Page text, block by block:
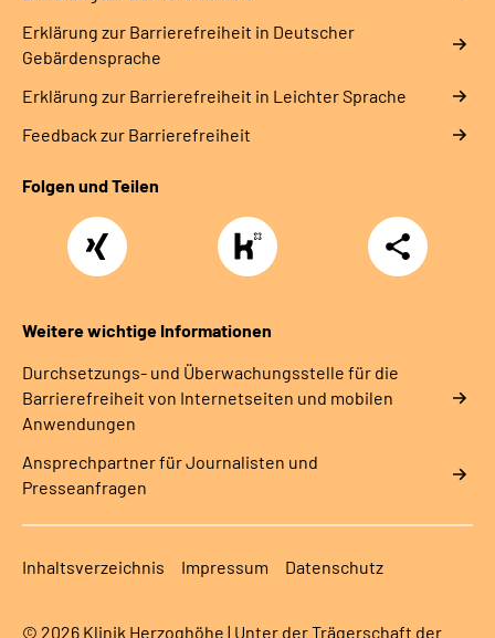
Erklärung zur Barrierefreiheit in Deutscher
Gebärdensprache
Erklärung zur Barrierefreiheit in Leichter Sprache
Feedback zur Barrierefreiheit
Folgen und Teilen
Xing
https://www.kununu.com/de/deutsche-
rentenversicherung-
nordbayern6
Teilen
Weitere wichtige Informationen
Durchsetzungs- und Überwachungsstelle für die
Barrierefreiheit von Internetseiten und mobilen
Anwendungen
Ansprechpartner für Journalisten und
Presseanfragen
Inhaltsverzeichnis Impressum Datenschutz
© 2026 Klinik Herzoghöhe | Unter der Trägerschaft der